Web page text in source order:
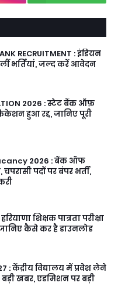
RECRUITMENT : इंडियन
भर्तियां, जल्द करें आवेदन
2026 : स्टेट बैंक ऑफ़
हुआ रद्द, जानिए पूरी
2026 : बैंक ऑफ
पदों पर बंपर भर्ती,
शिक्षक पात्रता परीक्षा
कैसे कर है डाउनलोड
: केंद्रीय विद्यालय में प्रवेश लेने
बड़ी खबर, एडमिशन पर बड़ी